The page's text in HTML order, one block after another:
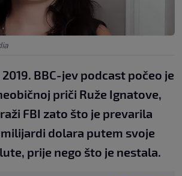
BBC-jev podcast počeo je
priči Ruže Ignatove,
FBI zato što je prevarila
milijardi dolara putem svoje
prije nego što je nestala.